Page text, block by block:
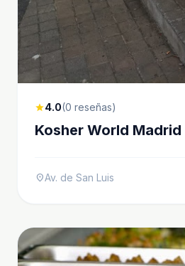
star4.0(0 reseñas)
Kosher World Madrid
location_onAv. de San Luis